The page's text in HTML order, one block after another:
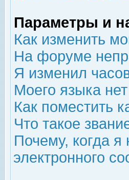
Параметры и
Как изменить
На форуме
Я изменил
Моего языка
Как поместить
Что такое
Почему, когда
электронного